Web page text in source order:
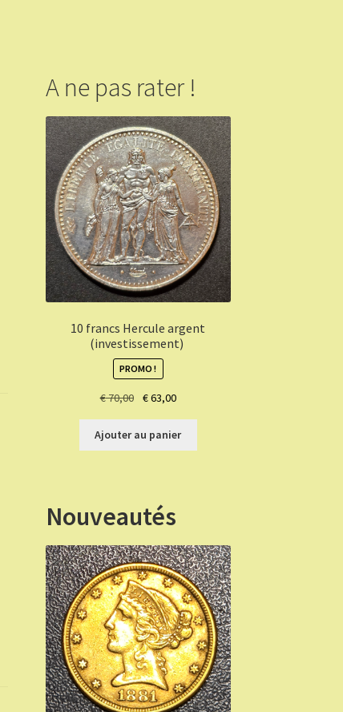
A ne pas rater !
10 francs Hercule argent
(investissement)
PROMO !
€70,00
Le
initial
était :
€63,00Le
actuel
est :
Ajouter au panier
Nouveautés